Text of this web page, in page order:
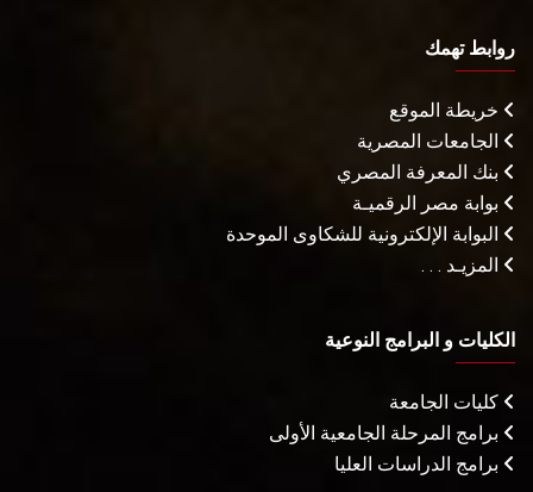
روابط تهمك
خريطة الموقع
الجامعات المصرية
بنك المعرفة المصري
بوابة مصر الرقميـة
البوابة الإلكترونية للشكاوى الموحدة
المزيـد . . .
الكليات و البرامج النوعية
كليات الجامعة
برامج المرحلة الجامعية الأولى
برامج الدراسات العليا